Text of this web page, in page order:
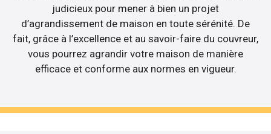
judicieux pour mener à bien un projet
d’agrandissement de maison en toute sérénité. De
fait, grâce à l’excellence et au savoir-faire du couvreur,
vous pourrez agrandir votre maison de manière
efficace et conforme aux normes en vigueur.